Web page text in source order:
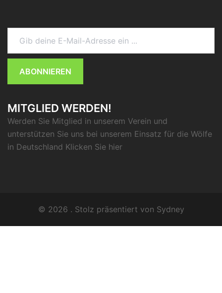
Gib deine E-Mail-Adresse ein ...
ABONNIEREN
MITGLIED WERDEN!
Werden Sie Mitglied in unserem Verein und
unterstützen Sie uns bei unserem Einsatz für die Wölfe
in Deutschland Klicken Sie hier
© 2026 . Stolz präsentiert von Sydney